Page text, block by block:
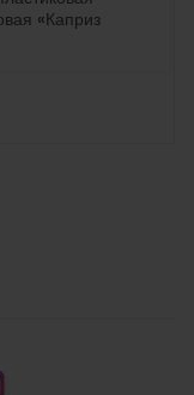
«Каприз